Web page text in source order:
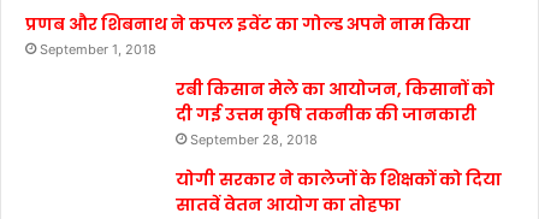
प्रणब और शिबनाथ ने कपल इवेंट का गोल्ड अपने नाम किया
September 1, 2018
रबी किसान मेले का आयोजन, किसानों को
दी गई उत्तम कृषि तकनीक की जानकारी
September 28, 2018
योगी सरकार ने कालेजों के शिक्षकों को दिया
सातवें वेतन आयोग का तोहफा